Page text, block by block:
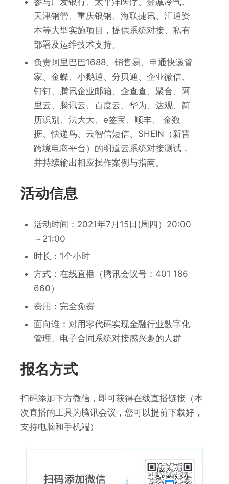
天津钢管、重庆银钢、海联捷讯、汇通资
本等大型实施项目，提供系统对接、私有
部署及运维技术支持。
负责阿里巴巴1688、销售易、申通快递管
家、金蝶、小鹅通、分贝通、企业微信、
钉钉、腾讯企业邮箱、企查查、聚合、阿
里云、腾讯云、百度云、华为、达观、简
历识别、法大大、e签宝、顺丰、 金数
据、快递鸟、云智信短信、SHEIN（新晋
跨境电商平台）的明道云系统对接测试，
并持续输出相应操作案例与指南。
活动信息
活动时间：2021年7 月 15日(周四）20:00
～21:00
时长：1个小时
方式：在线直播（腾讯会议号：401 186
660）
费用：完全免费
面向谁： 对用零代码实现金融行业数字化
管理、电子合同系统对接感兴趣的人群
报名方式
扫码添加下方微信，即可获得在线直播链接（本
次直播的工具为腾讯会议，您可以提前下载好，
支持电脑和手机端）